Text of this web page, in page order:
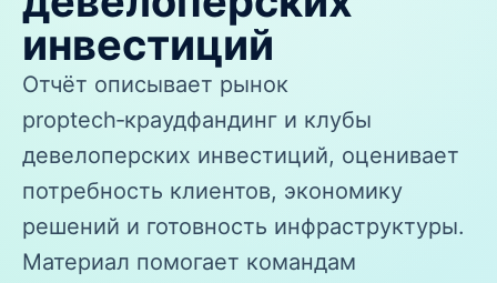
инвестиций
Отчёт описывает рынок
proptech‑краудфандинг и клубы
девелоперских инвестиций, оценивает
потребность клиентов, экономику
решений и готовность инфраструктуры.
Материал помогает командам